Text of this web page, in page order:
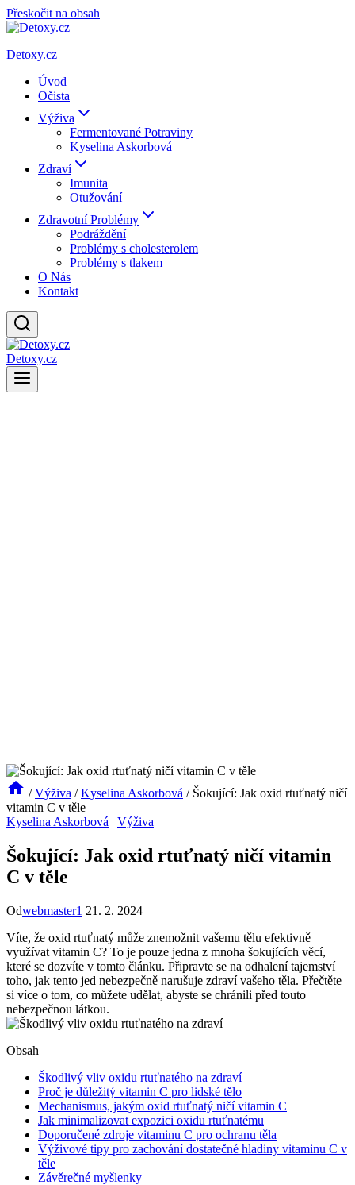
Přeskočit na obsah
Detoxy.cz
Úvod
Očista
Výživa
Fermentované Potraviny
Kyselina Askorbová
Zdraví
Imunita
Otužování
Zdravotní Problémy
Podráždění
Problémy s cholesterolem
Problémy s tlakem
O Nás
Kontakt
Detoxy.cz
/ Výživa / Kyselina Askorbová / Šokující: Jak oxid rtuťnatý ničí
vitamin C v těle
Kyselina Askorbová | Výživa
Šokující: Jak oxid rtuťnatý ničí vitamin
C v těle
Odwebmaster1 21. 2. 2024
Víte, že oxid rtuťnatý může znemožnit vašemu tělu efektivně
využívat vitamin C? To je pouze jedna z mnoha šokujících věcí,
které se dozvíte v tomto článku. Připravte se na odhalení tajemství
toho, jak tento jed nebezpečně narušuje zdraví vašeho těla. Přečtěte
si více o tom, co můžete udělat, abyste se chránili před touto
nebezpečnou látkou.
Obsah
Škodlivý vliv oxidu rtuťnatého na zdraví
Proč je důležitý vitamin C pro lidské tělo
Mechanismus, jakým oxid rtuťnatý ničí vitamin C
Jak minimalizovat expozici oxidu rtuťnatému
Doporučené zdroje vitaminu C pro ochranu těla
Výživové tipy pro zachování dostatečné hladiny vitaminu C v
těle
Závěrečné myšlenky